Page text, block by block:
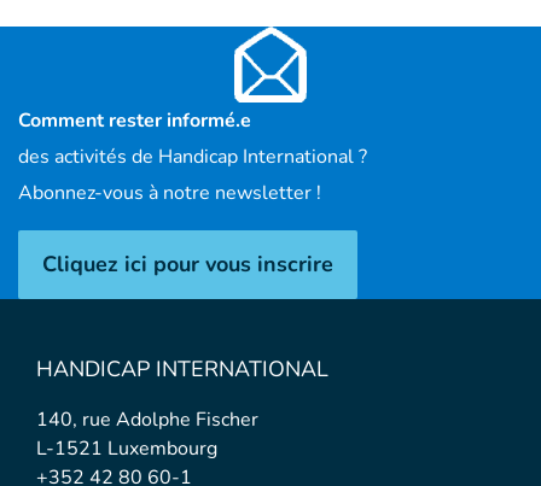
Comment rester informé.e
des activités de Handicap International ?
Abonnez-vous à notre newsletter !
Cliquez ici pour vous inscrire
HANDICAP INTERNATIONAL
140, rue Adolphe Fischer
L-1521 Luxembourg
+352 42 80 60-1